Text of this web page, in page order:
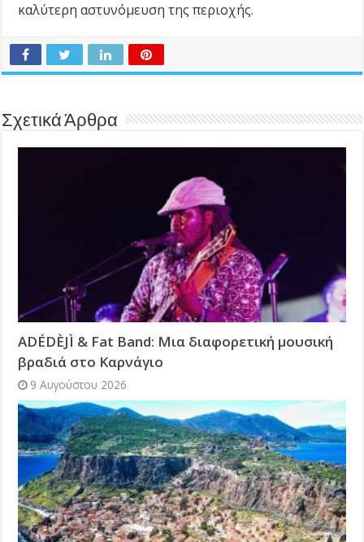
καλύτερη αστυνόμευση της περιοχής.
Σχετικά Άρθρα
ADÉDÈJÌ & Fat Band: Μια διαφορετική μουσική
βραδιά στο Καρνάγιο
9 Αυγούστου 2026